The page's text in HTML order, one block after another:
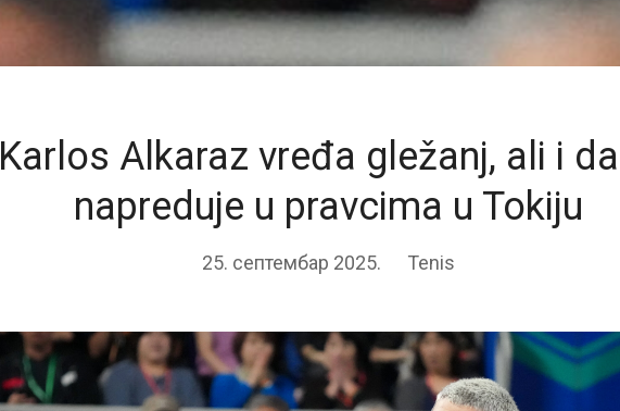
Karlos Alkaraz vređa gležanj, ali i
napreduje u pravcima u Tokiju
25. септембар 2025. Tenis